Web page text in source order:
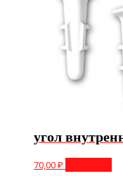
угол
70,00₽